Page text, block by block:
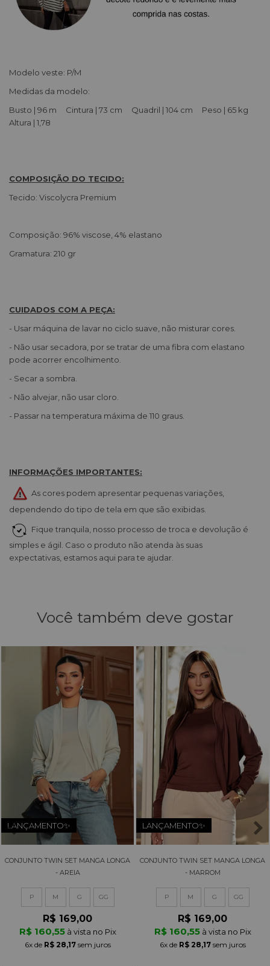
Modelo veste: P/M
Medidas da modelo:
Busto | 96 m Cintura | 73 cm Quadril | 104 cm Peso | 65 kg
Altura | 1,78
COMPOSIÇÃO DO TECIDO:
Tecido: Viscolycra Premium
Composição: 96% viscose, 4% elastano
Gramatura: 210 gr
CUIDADOS COM A PEÇA:
- Usar máquina de lavar no ciclo suave, não misturar cores.
- Não usar secadora, por se tratar de uma fibra com elastano
pode acorrer encolhimento.
- Secar a sombra.
- Não alvejar, não usar cloro.
- Passar na temperatura máxima de 110 graus.
INFORMAÇÕES IMPORTANTES:
As cores podem apresentar pequenas variações,
dependendo do tipo de tela em que são exibidas.
Fique tranquila, nosso processo de troca e devolução é
simples e ágil. Caso o produto não atenda às suas
expectativas, estamos aqui para te ajudar.
Você também deve gostar
LANÇAMENTO✨
CONJUNTO TWIN SET MANGA LONGA
- AREIA
P M G GG
R$ 169,00
R$ 160,55 à vista no Pix
6xde R$ 28,17sem juros
LANÇAMENTO✨
CONJUNTO TWIN SET MANGA LONGA
- MARROM
P M G GG
R$ 169,00
R$ 160,55 à vista no Pix
6xde R$ 28,17sem juros